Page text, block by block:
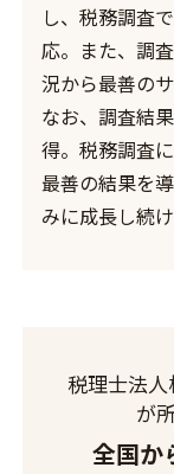
し、税務調査
応。また、調
況から最善の
なお、調査結
得。税務調査
最善の結果を
みに成長し続け
税理士法人
が
全国か